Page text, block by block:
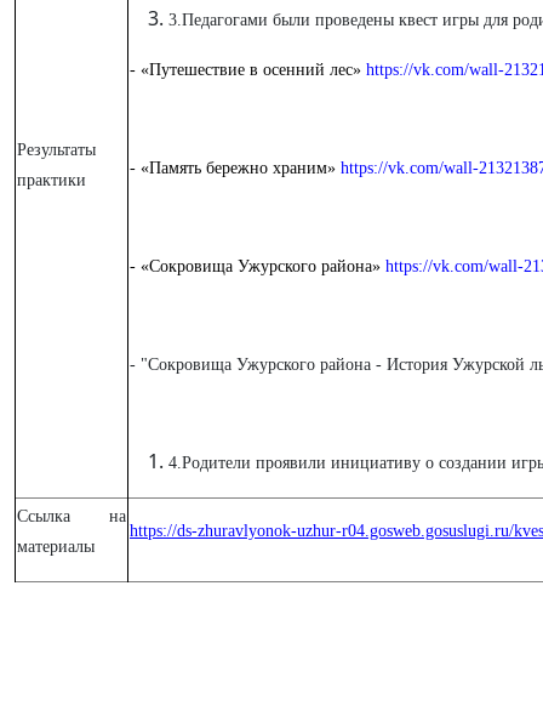
Результаты
практики
3.Педагогами были проведены квест игры для
- «Путешествие в осенний лес» https://vk.com/wall-
- «Память бережно храним» https://vk.com/wall-
- «Сокровища Ужурского района» https://vk.com/wall-
- "Сокровища Ужурского района - История Ужурской
4.Родители проявили инициативу о создании
Ссылка на
материалы
https://ds-zhuravlyonok-uzhur-r04.gosweb.gosuslugi.ru/